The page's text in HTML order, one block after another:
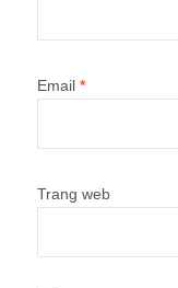
Email *
Trang web